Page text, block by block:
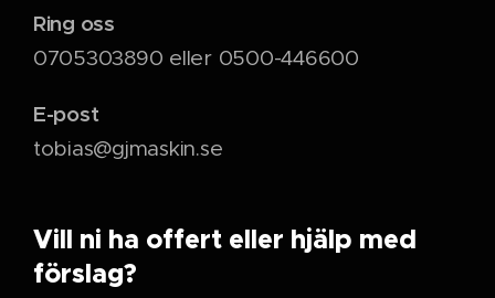
Ring oss
0705303890 eller 0500-446600
E-post
tobias@gjmaskin.se
Vill ni ha offert eller hjälp med
förslag?